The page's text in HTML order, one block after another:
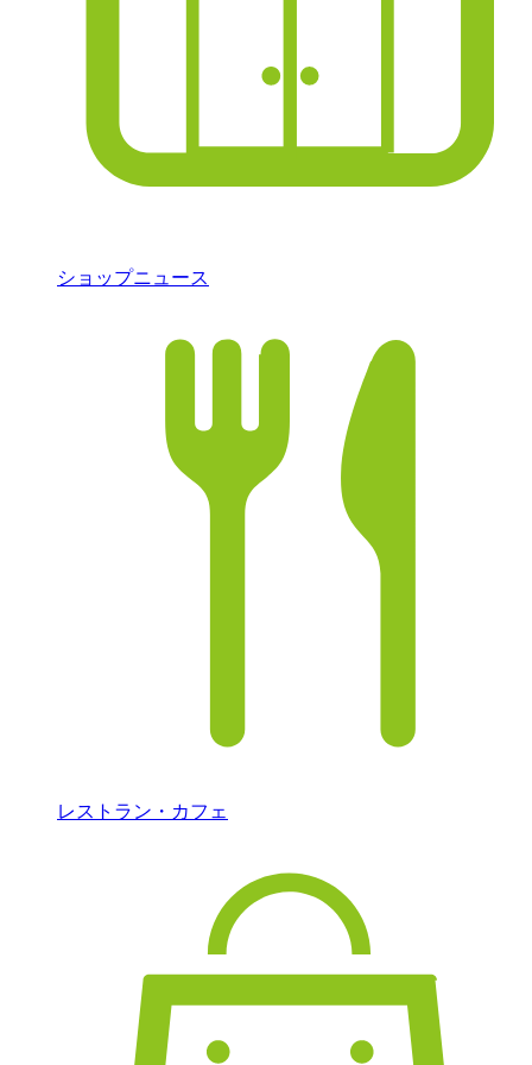
ショップニュース
レストラン・カフェ